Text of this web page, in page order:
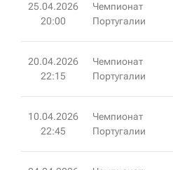
25.04.2026
20:00
Чемпионат
Португалии
20.04.2026
22:15
Чемпионат
Португалии
10.04.2026
22:45
Чемпионат
Португалии